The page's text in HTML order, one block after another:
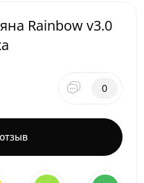
Rainbow v3.0
0